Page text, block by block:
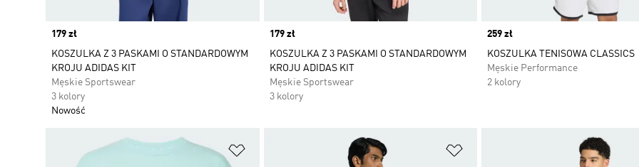
Price
179 zł
KOSZULKA Z 3 PASKAMI O STANDARDOWYM
KROJU ADIDAS KIT
Męskie Sportswear
3 kolory
Nowość
Price
179 zł
KOSZULKA Z 3 PASKAMI O STANDARDOWYM
KROJU ADIDAS KIT
Męskie Sportswear
3 kolory
Price
259 zł
KOSZULKA TENISOWA CLASSICS
Męskie Performance
2 kolory
Dodaj do listy życzeń